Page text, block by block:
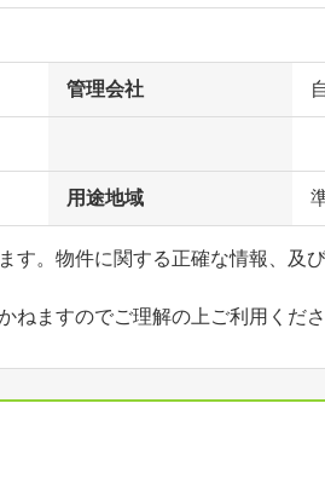
管理会社
用途地域
す。物件に関する正確な情報、及
ますのでご理解の上ご利用くださ